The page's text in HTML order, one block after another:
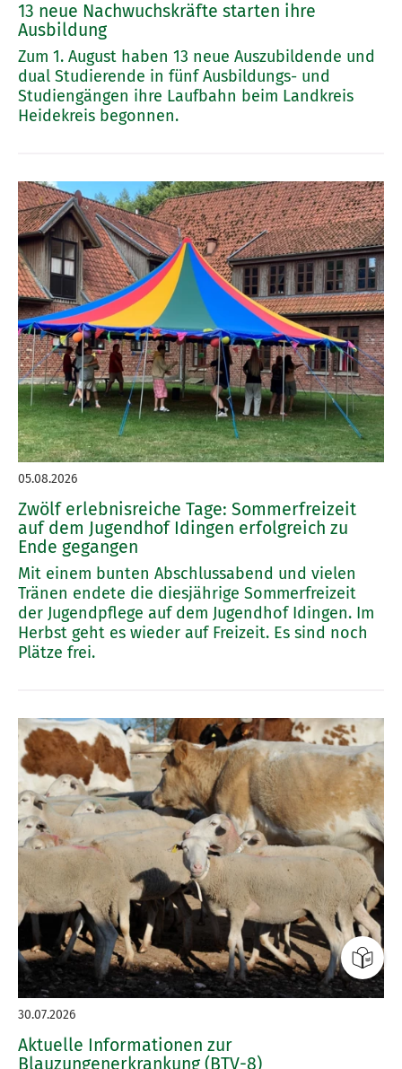
13 neue Nachwuchskräfte starten ihre
Ausbildung
Zum 1. August haben 13 neue Auszubildende und
dual Studierende in fünf Ausbildungs- und
Studiengängen ihre Laufbahn beim Landkreis
Heidekreis begonnen.
05.08.2026
Zwölf erlebnisreiche Tage: Sommerfreizeit
auf dem Jugendhof Idingen erfolgreich zu
Ende gegangen
Mit einem bunten Abschlussabend und vielen
Tränen endete die diesjährige Sommerfreizeit
der Jugendpflege auf dem Jugendhof Idingen. Im
Herbst geht es wieder auf Freizeit. Es sind noch
Plätze frei.
30.07.2026
Aktuelle Informationen zur
Blauzungenerkrankung (BTV-8)